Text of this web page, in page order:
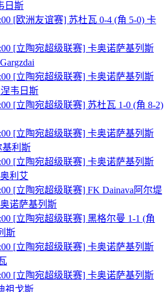
日斯
[欧洲友谊赛] 苏杜瓦 0-4 (角 5-0) 卡
[立陶宛超级联赛] 卡奥诺萨基列斯
[立陶宛超级联赛] 卡奥诺萨基列斯
韦日斯
[立陶宛超级联赛] 苏杜瓦 1-0 (角 8-2)
[立陶宛超级联赛] 卡奥诺萨基列斯
基利斯
[立陶宛超级联赛] 卡奥诺萨基列斯
利艾
[立陶宛超级联赛] FK Dainava阿尔堤
诺萨基列斯
[立陶宛超级联赛] 黑格尔曼 1-1 (角
斯
[立陶宛超级联赛] 卡奥诺萨基列斯
[立陶宛超级联赛] 卡奥诺萨基列斯
祖戈斯